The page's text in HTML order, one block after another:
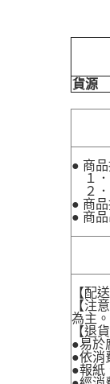
貨源
● 商
１．
２．
● 商
● 商
【配
【注
為主。
【退
●易於
●依消
●報紙